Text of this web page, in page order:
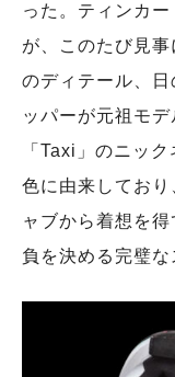
った。ティンカ
が、このたび見
のディテール、
ッパーが元祖モデ
「Taxi」のニッ
色に由来してお
ャブから着想を
負を決める完璧な